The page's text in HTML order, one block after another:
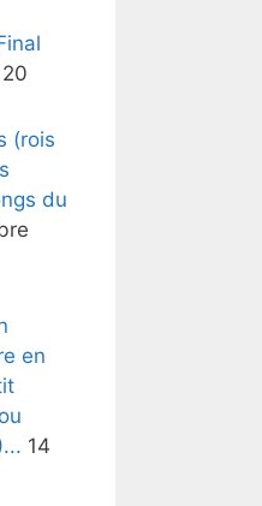
20
(rois
du
en
14